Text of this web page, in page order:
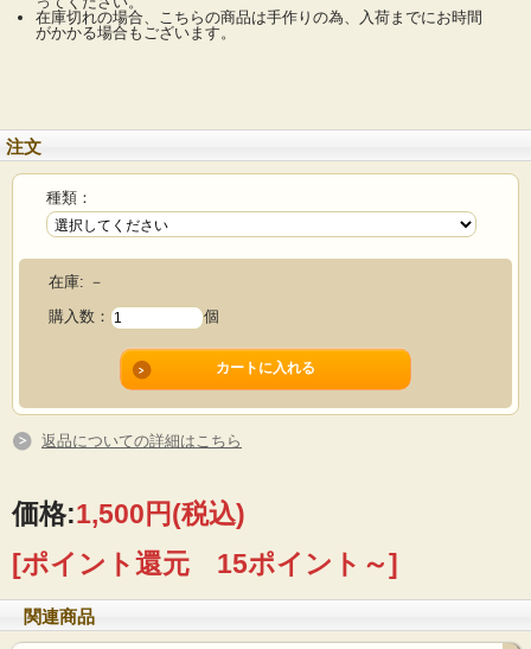
zoom up!
zoom up!
ウォルナット
。
在庫切れの場合、こちらの商品は手作りの為、入荷までにお時間
がかかる場合もございます。
注文
種類：
在庫: －
購入数：
個
返品についての詳細はこちら
価格:1,500円(税込)
[ポイント還元 15ポイント～]
関連商品